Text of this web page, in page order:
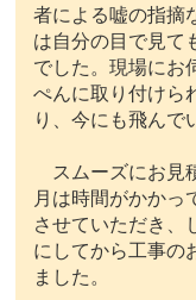
者による嘘の指摘
は自分の目で見て
でした。現場にお
ぺんに取り付けら
り、今にも飛んで
スムーズにお見
月は時間がかかっ
させていただき、
にしてから工事の
ました。